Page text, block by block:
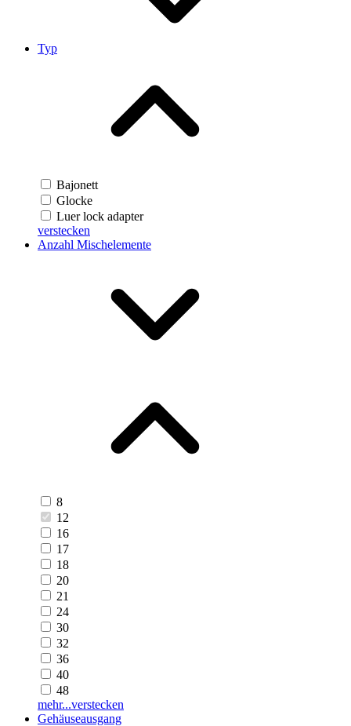
Typ
Bajonett
Glocke
Luer lock adapter
verstecken
Anzahl Mischelemente
8
12
16
17
18
20
21
24
30
32
36
40
48
mehr...verstecken
Gehäuseausgang